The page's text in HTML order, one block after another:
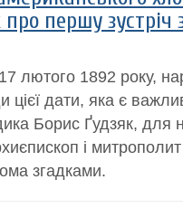
про першу
лютого 1892 року,
цієї дати, яка є
Борис Ґудзяк, для
і
згадками.